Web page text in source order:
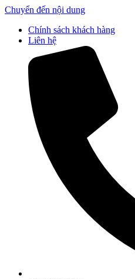
Chuyển đến nội dung
Chính sách khách hàng
Liên hệ